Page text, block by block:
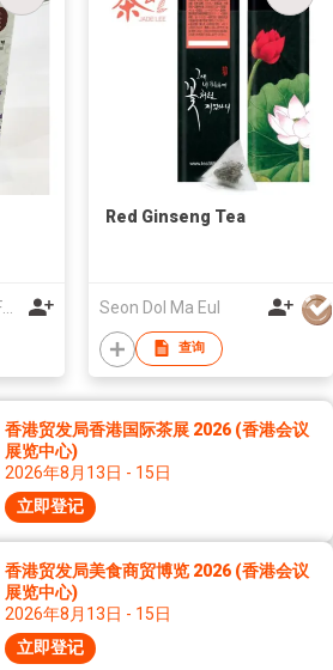
Jeonbuk Institute For Food-Bioindustry
Red Ginseng Tea
Seon Dol Ma Eul
查询
香港贸发局香港国际茶展 2026 (香港会议
展览中心)
2026年8月13日 - 15日
立即登记
香港贸发局美食商贸博览 2026 (香港会议
展览中心)
2026年8月13日 - 15日
立即登记